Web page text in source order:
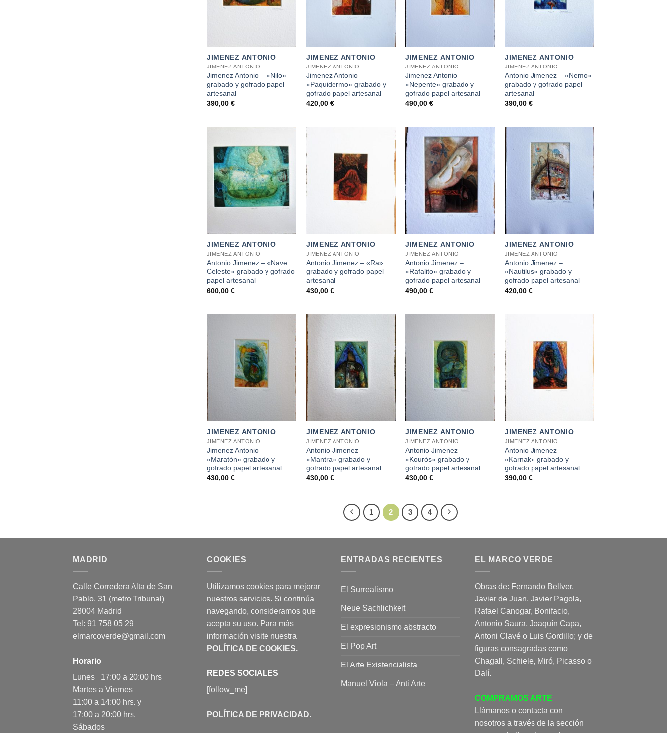
JIMENEZ ANTONIO
JIMENEZ ANTONIO
Jimenez Antonio – «Nilo»
grabado y gofrado papel
artesanal
390,00 €
JIMENEZ ANTONIO
JIMENEZ ANTONIO
Jimenez Antonio –
«Paquidermo» grabado y
gofrado papel artesanal
420,00 €
JIMENEZ ANTONIO
JIMENEZ ANTONIO
Jimenez Antonio –
«Nepente» grabado y
gofrado papel artesanal
490,00 €
JIMENEZ ANTONIO
JIMENEZ ANTONIO
Antonio Jimenez – «Nemo»
grabado y gofrado papel
artesanal
390,00 €
JIMENEZ ANTONIO
JIMENEZ ANTONIO
Antonio Jimenez – «Nave
Celeste» grabado y gofrado
papel artesanal
600,00 €
JIMENEZ ANTONIO
JIMENEZ ANTONIO
Antonio Jimenez – «Ra»
grabado y gofrado papel
artesanal
430,00 €
JIMENEZ ANTONIO
JIMENEZ ANTONIO
Antonio Jimenez –
«Rafalito» grabado y
gofrado papel artesanal
490,00 €
JIMENEZ ANTONIO
JIMENEZ ANTONIO
Antonio Jimenez –
«Nautilus» grabado y
gofrado papel artesanal
420,00 €
JIMENEZ ANTONIO
JIMENEZ ANTONIO
Jimenez Antonio –
«Maratón» grabado y
gofrado papel artesanal
430,00 €
JIMENEZ ANTONIO
JIMENEZ ANTONIO
Antonio Jimenez –
«Mantra» grabado y
gofrado papel artesanal
430,00 €
JIMENEZ ANTONIO
JIMENEZ ANTONIO
Antonio Jimenez –
«Kourós» grabado y
gofrado papel artesanal
430,00 €
JIMENEZ ANTONIO
JIMENEZ ANTONIO
Antonio Jimenez –
«Karnak» grabado y
gofrado papel artesanal
390,00 €
1 2 3 4
MADRID
Calle Corredera Alta de San
Pablo, 31 (metro Tribunal)
28004 Madrid
Tel: 91 758 05 29
elmarcoverde@gmail.com
Horario
Lunes 17:00 a 20:00 hrs
Martes a Viernes
11:00 a 14:00 hrs. y
17:00 a 20:00 hrs.
Sábados
COOKIES
Utilizamos cookies para mejorar
nuestros servicios. Si continúa
navegando, consideramos que
acepta su uso. Para más
información visite nuestra
POLÍTICA DE COOKIES.
REDES SOCIALES
[follow_me]
POLÍTICA DE PRIVACIDAD.
ENTRADAS RECIENTES
El Surrealismo
Neue Sachlichkeit
El expresionismo abstracto
El Pop Art
El Arte Existencialista
Manuel Viola – Anti Arte
EL MARCO VERDE
Obras de: Fernando Bellver,
Javier de Juan, Javier Pagola,
Rafael Canogar, Bonifacio,
Antonio Saura, Joaquín Capa,
Antoni Clavé o Luis Gordillo; y de
figuras consagradas como
Chagall, Schiele, Miró, Picasso o
Dalí.
COMPRAMOS ARTE
Llámanos o contacta con
nosotros a través de la sección